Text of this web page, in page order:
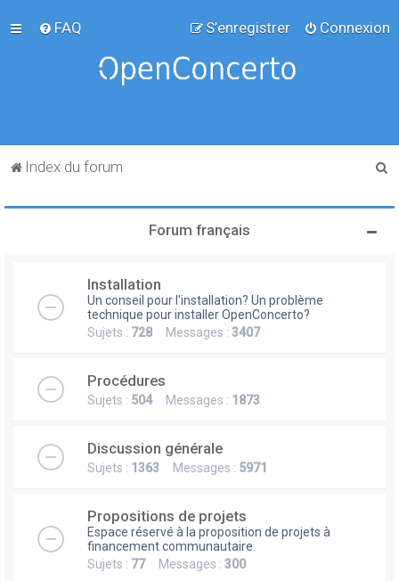
FAQ Connexion
S’enregistrer
Index du forum
Forum français
Installation
Un conseil pour l'installation? Un problème
technique pour installer OpenConcerto?
Sujets : 728 Messages : 3407
Procédures
Sujets : 504Messages : 1873
Discussion générale
Sujets : 1363 Messages : 5971
Propositions de projets
Espace réservé à la proposition de projets à
financement communautaire.
Sujets : 77Messages : 300